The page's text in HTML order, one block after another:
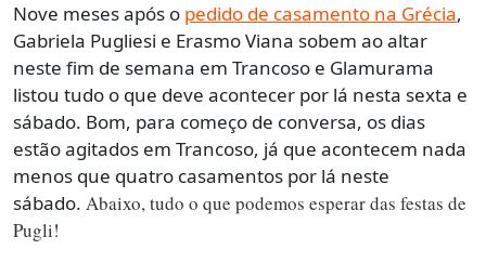
Nove meses após o pedido de casamento na Grécia,
Gabriela Pugliesi e Erasmo Viana sobem ao altar
neste fim de semana em Trancoso e Glamurama
listou tudo o que deve acontecer por lá nesta sexta e
sábado. Bom, para começo de conversa, os dias
estão agitados em Trancoso, já que acontecem nada
menos que quatro casamentos por lá neste
sábado. Abaixo, tudo o que podemos esperar das festas de
Pugli!